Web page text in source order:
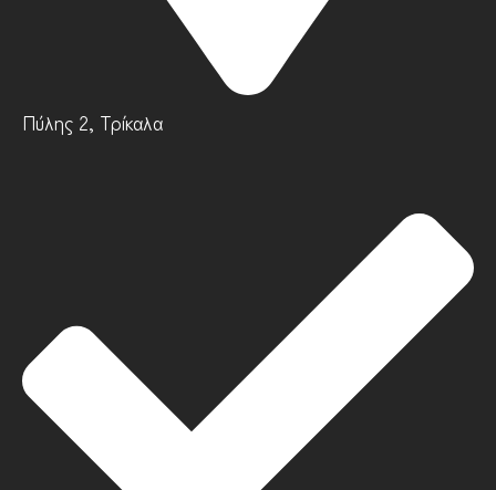
Πύλης 2, Τρίκαλα